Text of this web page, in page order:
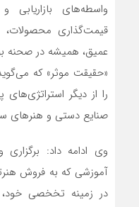
واسطه‌های
قیمت‌گذاری محصولات،
عمیق، همیشه در صحنه
«حقیقت موثر» که
را از دیگر
صنایع دستی و هنرهای
وی ادامه داد: برگزاری
آموزشی که به فروش
در زمینه تخخصی